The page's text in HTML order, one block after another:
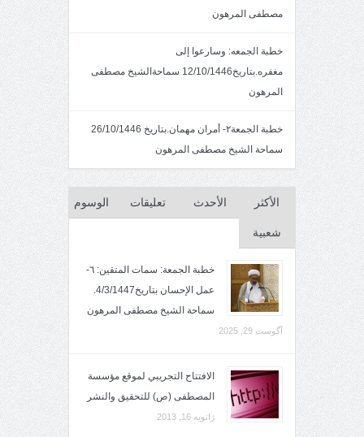
مصطفى المرهون
خطبة الجمعه: وسارعوا إلى
مغفره.بتاريخ12/10/1446 سماحةالشيخ مصطفى
المرهون
خطبة الجمعة٢- أمران مهمان.بتاريخ 26/10/1446
سماحة الشيخ مصطفى المرهون
الأكثر
شعبية
الأحدث تعليقات الوسوم
خطبة الجمعة: سمات المتقين: ٦-
عمل الإحسان بتاريخ4/3/1447.
سماحة الشيخ مصطفى المرهون
آگوست 29, 2025
الافتتاح التجريبي لموقع مؤسسة
المصطفى (ص) للتحقيق والنشر
ژانویه 16, 2013